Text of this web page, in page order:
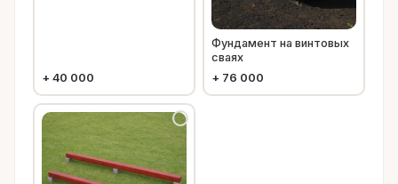
+ 40 000
Фундамент на винтовых
сваях
+ 76 000